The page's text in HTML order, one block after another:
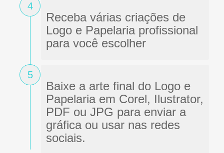
4
Receba várias criações de
Logo e Papelaria profissional
para você escolher
5
Baixe a arte final do Logo e
Papelaria em Corel, Ilustrator,
PDF ou JPG para enviar a
gráfica ou usar nas redes
sociais.